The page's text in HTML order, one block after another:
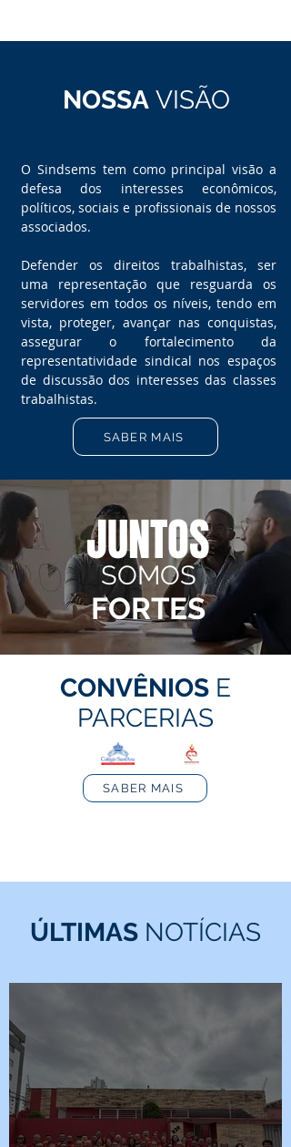
NOSSA VISÃO
O Sindsems tem como principal visão a
defesa dos interesses econômicos,
políticos, sociais e profissionais de nossos
associados.
Defender os direitos trabalhistas, ser
uma representação que resguarda os
servidores em todos os níveis, tendo em
vista, proteger, avançar nas conquistas,
assegurar o fortalecimento da
representatividade sindical nos espaços
de discussão dos interesses das classes
trabalhistas.
SABER MAIS
JUNTOS
SOMOS
FORTES
CONVÊNIOS E
PARCERIAS
SABER MAIS
ÚLTIMAS NOTÍCIAS